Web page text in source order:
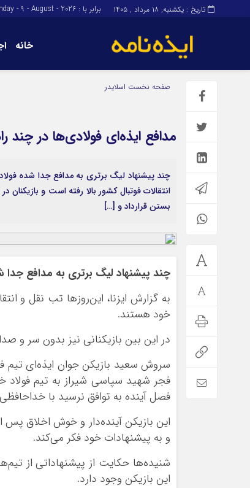
تاریخ : یکشنبه, ۱۸ مرداد , ۱۴۰۵ برابر با : Sunday - 9 - August - 2026
خانه
برگه نمونهصفحه نخست اسلایدر
مدافع ایذه‌ای فولادی‌ها در
چند پیشنهاد لیگ برتری به مدافع جدا شده
انتقالات فوتبال کشور بالا رفته است و
بستن قرارداد و […]
چند پیشنهاد لیگ برتری به مدافع
به گزارش ایزنا، این‌روزها تب نقل و
خود هستند.
در این بین بازیکنانی نیز بدون سر و
سروش سعید بازیکن جوان ایذه‌ای تیم
فجر شهید سپاسی شیراز به تیم فولاد
فصل آینده به توافق نرسید با
این بازیکن آینده‌دار و خوش اخلاق پس
و به پیشنهادات خود فکر می‌کند.
شنیده‌ها حکایت از پیشنهاداتی از
این بازیکن وجود دارد.